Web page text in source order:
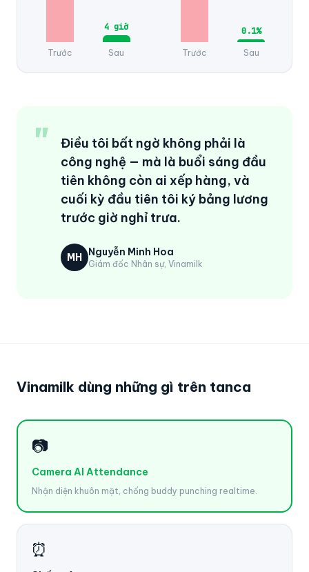
Trước
4 giờ
Sau Trước
0.1%
Sau
"
Điều tôi bất ngờ không phải là
công nghệ — mà là buổi sáng đầu
tiên không còn ai xếp hàng, và
cuối kỳ đầu tiên tôi ký bảng lương
trước giờ nghỉ trưa.
MH Nguyễn Minh Hoa
Giám đốc Nhân sự, Vinamilk
Vinamilk dùng những gì trên tanca
📷
Camera AI Attendance
Nhận diện khuôn mặt, chống buddy punching realtime.
⏰